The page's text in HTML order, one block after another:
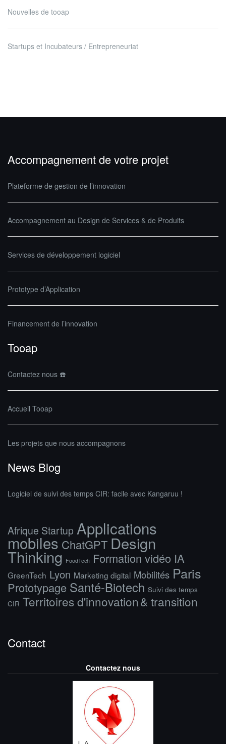
Nouvelles de tooap
Startups et Incubateurs / Entrepreneuriat
Accompagnement de votre projet
Plateforme de gestion de l’innovation
Accompagnement au Design de Services & de Produits
Services de développement logiciel
Prototype d’Application
Financement de l’innovation
Tooap
Contactez nous ☎️
Accueil Tooap
Les projets que nous accompagnons
News Blog
Logiciel de suivi des temps CIR: facile avec Kangaruu !
Afrique Startup Applications
mobiles ChatGPT Design
Thinking FoodTech Formation vidéo IA
GreenTech Lyon Marketing digital Mobilités Paris
Prototypage Santé-Biotech Suivi des temps
CIR Territoires d'innovation & transition
Contact
Contactez nous